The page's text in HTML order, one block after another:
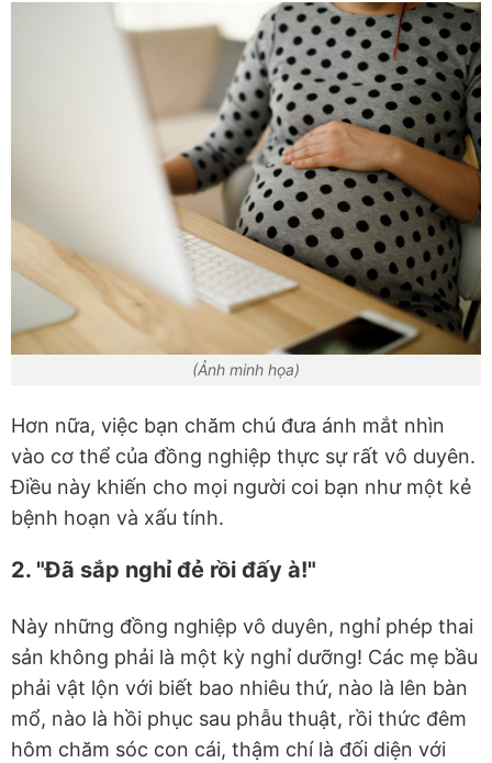
(Ảnh minh họa)
Hơn nữa, việc bạn chăm chú đưa ánh mắt nhìn
vào cơ thể của đồng nghiệp thực sự rất vô duyên.
Điều này khiến cho mọi người coi bạn như một kẻ
bệnh hoạn và xấu tính.
2. "Đã sắp nghỉ đẻ rồi đấy à!"
Này những đồng nghiệp vô duyên, nghỉ phép thai
sản không phải là một kỳ nghỉ dưỡng! Các mẹ bầu
phải vật lộn với biết bao nhiêu thứ, nào là lên bàn
mổ, nào là hồi phục sau phẫu thuật, rồi thức đêm
hôm chăm sóc con cái, thậm chí là đối diện với